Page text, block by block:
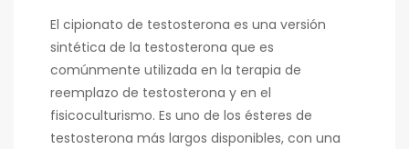
El cipionato de testosterona es una versión
sintética de la testosterona que es
comúnmente utilizada en la terapia de
reemplazo de testosterona y en el
fisicoculturismo. Es uno de los ésteres de
testosterona más largos disponibles, con una